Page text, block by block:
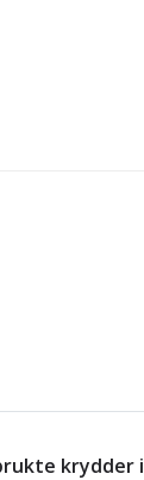
krydder i